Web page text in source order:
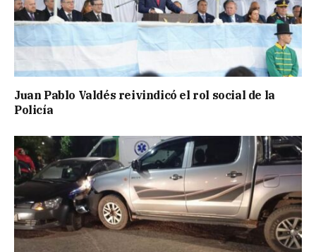
Juan Pablo Valdés reivindicó el rol social de la
Policía